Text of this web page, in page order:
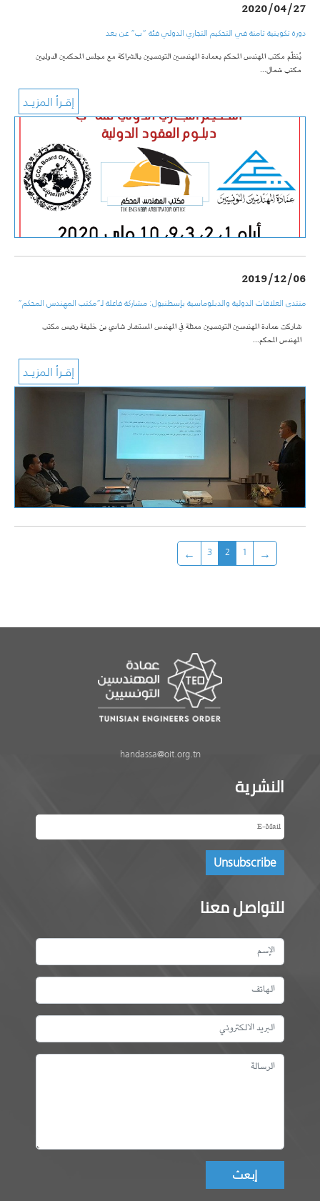
2020/04/27
دورة تكوينية ثامنة في التحكيم التجاري الدولي فئة “ب” عن بعد
يُنظّم مكتب المهندس المحكم بعمادة المهندسين التونسيين بالشراكة مع مجلس المحكمين الدوليين
مكتب شمال…
2019/12/06
منتدى العلاقات الدولية والدبلوماسية بإسطنبول: مشاركة فاعلة لـ”مكتب المهندس المحكم”
شاركت عمادة المهندسين التونسيين ممثلة في المهندس المستشار شادي بن خليفة رئيس مكتب
المهندس المحكم…
1
2
3
handassa@oit.org.tn
النشرية
للتواصل معنا